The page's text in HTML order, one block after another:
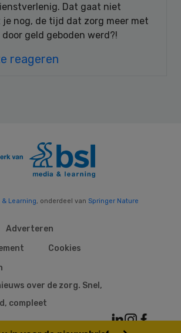
Dat gaat niet
je nog, de tijd dat zorg meer met
geld geboden werd?!
reageren
Learning, onderdeel van Springer Nature
Adverteren
Cookies
over de zorg. Snel,
compleet